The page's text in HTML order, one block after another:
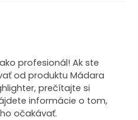
profesionál! Ak ste
od produktu Mádara
prečítajte si
informácie o tom,
očakávať.